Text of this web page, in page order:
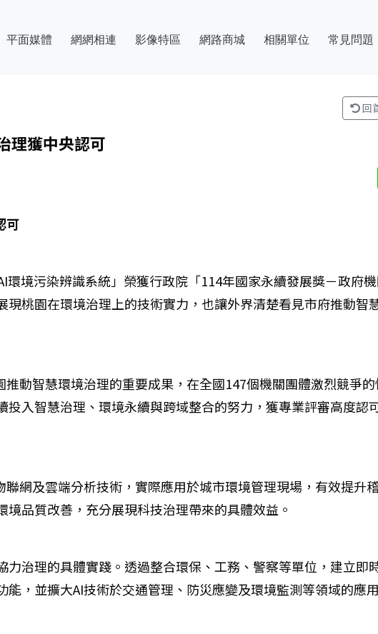
平面媒體 網網相連 影像特區 網路商城 相關單位 常見問題
回
理獲中央認可
可
境污染辨識系統」榮獲行政院「114年國家永續發展獎－政府
桃園在環境治理上的技術實力，也讓外界清楚看見市府推動智
動智慧環境治理的重要成果，在全國147個機關團體激烈競爭
入智慧治理、環境永續與跨域整合的努力，獲專業評審高度認
網及雲端分析技術，實際應用於城市環境管理現場，有效提升
品質改善，充分展現科技治理帶來的具體效益。
治理的具體實踐。透過整合環保、工務、警察等單位，建立即
，並擴大AI技術於交通管理、防災應變及環境監測等領域的應